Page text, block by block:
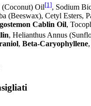
(Coconut) Oil[1], Sodium
(Beeswax), Cetyl Esters,
Cablin Oil,
, Helianthus Annus
, Beta-Caryophyllene